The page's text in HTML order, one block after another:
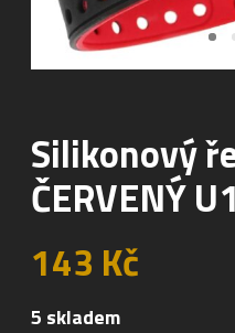
Silikonový
ČERVENÝ
143 Kč
5 skladem